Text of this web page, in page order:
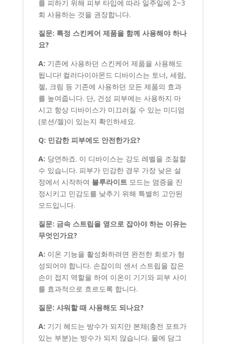
를 피하기 위해 피부 타입에 따라 일주일에 2~3
회 사용하는 것을 권장합니다.
질문: 특정 스킨케어 제품을 함께 사용해야 하나
요?
A: 기존에 사용하던 스킨케어 제품을 사용해도
됩니다! 컬러다이아몬드 디바이스는 토너, 세럼,
젤, 크림 등 기존에 사용하던 모든 제품의 효과
를 높여줍니다. 단, 건성 피부에는 사용하지 마
시고 항상 디바이스가 미끄러질 수 있는 미디엄
(로션/젤)이 있는지 확인하세요.
Q: 민감한 피부에도 안전한가요?
A: 당연하죠. 이 디바이스는 강도 레벨을 조절할
수 있습니다. 피부가 민감한 경우 가장 낮은 설
정에서 시작하여 블루라이트모드는 염증을 진
정시키고 민감도를 낮추기 위해 특별히 고안된
모드입니다.
질문: 금속 스트립을 옆으로 잡아야 하는 이유는
무엇인가요?
A: 이온 기능을 활성화하려면 완전한 회로가 형
성되어야 합니다. 손잡이의 센서 스트립을 잡은
손이 접지 역할을 하여 이온이 기기와 피부 사이
를 효과적으로 흐르도록 합니다.
질문: 샤워할 때 사용해도 되나요?
A: 기기 헤드는 방수가 되지만 본체(충전 포트가
있는 부분)는 방수가 되지 않습니다. 물에 담그